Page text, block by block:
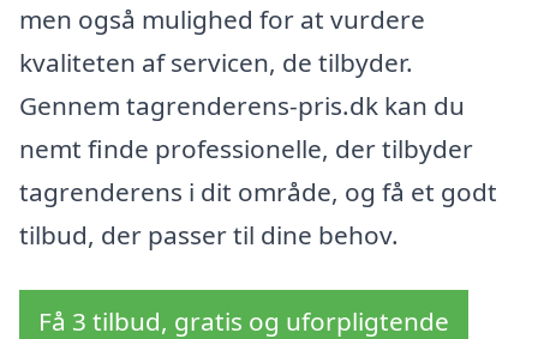
men også mulighed for at vurdere
kvaliteten af servicen, de tilbyder.
Gennem tagrenderens-pris.dk kan du
nemt finde professionelle, der tilbyder
tagrenderens i dit område, og få et godt
tilbud, der passer til dine behov.
Få 3 tilbud, gratis og uforpligtende